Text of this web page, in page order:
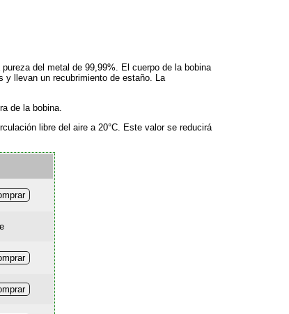
del metal de 99,99%. El cuerpo de la bobina
y llevan un recubrimiento de estaño. La
de la bobina.
libre del aire a 20°C. Este valor se reducirá